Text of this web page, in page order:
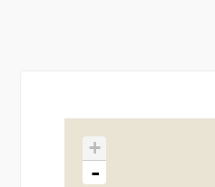
+
-